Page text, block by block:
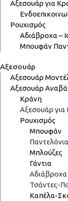
Αξεσουάρ για
Ρουχισμός
Αδιάβροχα –
Μπουφάν
Αξεσουάρ
Αξεσουάρ
Αξεσουάρ
Κράνη
Αξεσουάρ για
Ρουχισμός
Μπουφάν
Παντελόνια
Μπλούζες
Γάντια
Αδιάβροχα
Τσάντες-
Καπέλα-